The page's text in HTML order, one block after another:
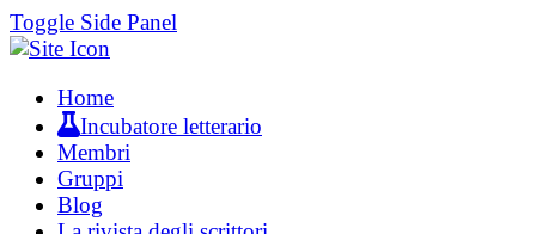
Toggle Side Panel
Home
Incubatore letterario
Membri
Gruppi
Blog